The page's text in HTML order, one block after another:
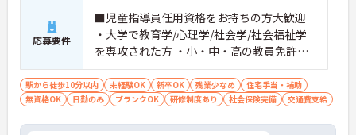
応募要件
■児童指導員任用資格をお持ちの方大歓迎
・大学で教育学/心理学/社会学/社会福祉学
を専攻された方 ・小・中・高の教員免許、
幼稚園教諭の免許保有者 等 ※無資格・未経
験も相談可能
駅から徒歩10分以内 未経験OK 新卒OK 残業少なめ
住宅手当・補助
無資格OK
日勤のみ ブランクOK 研修制度あり 社会保険完備 交通費支給